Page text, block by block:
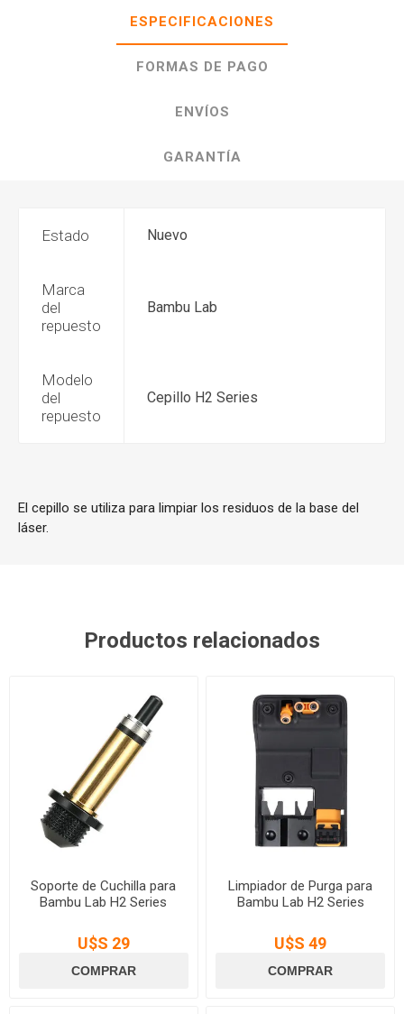
ESPECIFICACIONES
FORMAS DE PAGO
ENVÍOS
GARANTÍA
Estado Nuevo
Marca
del
repuesto
Bambu Lab
Modelo
del
repuesto
Cepillo H2 Series
El cepillo se utiliza para limpiar los residuos de la base del
láser.
Productos relacionados
Soporte de Cuchilla para
Bambu Lab H2 Series
U$S 29
Limpiador de Purga para
Bambu Lab H2 Series
U$S 49